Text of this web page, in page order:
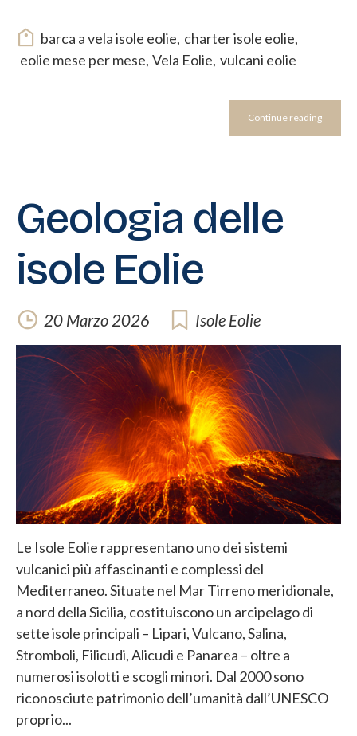
barca a vela isole eolie, charter isole eolie,
eolie mese per mese, Vela Eolie, vulcani eolie
Continue reading
Geologia delle
isole Eolie
20 Marzo 2026 Isole Eolie
Le Isole Eolie rappresentano uno dei sistemi
vulcanici più affascinanti e complessi del
Mediterraneo. Situate nel Mar Tirreno meridionale,
a nord della Sicilia, costituiscono un arcipelago di
sette isole principali – Lipari, Vulcano, Salina,
Stromboli, Filicudi, Alicudi e Panarea – oltre a
numerosi isolotti e scogli minori. Dal 2000 sono
riconosciute patrimonio dell’umanità dall’UNESCO
proprio...